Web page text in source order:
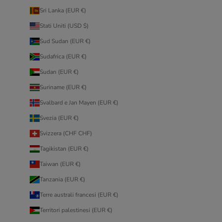
Sri Lanka (EUR €)
Stati Uniti (USD $)
Sud Sudan (EUR €)
Sudafrica (EUR €)
Sudan (EUR €)
Suriname (EUR €)
Svalbard e Jan Mayen (EUR €)
Svezia (EUR €)
Svizzera (CHF CHF)
Tagikistan (EUR €)
Taiwan (EUR €)
Tanzania (EUR €)
Terre australi francesi (EUR €)
Territori palestinesi (EUR €)